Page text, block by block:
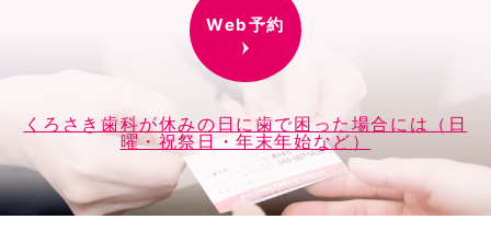
Web予約
くろさき歯科が休みの日に歯で困った場合には（日
曜・祝祭日・年末年始など）